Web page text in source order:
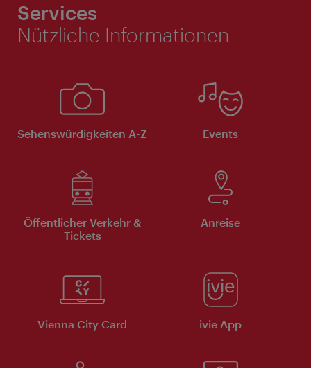
Services
Nützliche Informationen
Sehenswürdigkeiten A-Z Events
Öffentlicher Verkehr &
Tickets
Anreise
Vienna City Card ivie App